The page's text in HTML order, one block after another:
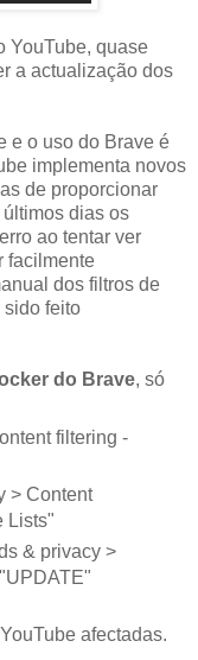
YouTube, quase
a actualização dos
e o uso do Brave é
implementa novos
de proporcionar
dias os
ao tentar ver
facilmente
dos filtros de
sido feito
do Brave, só
filtering -
> Content
Lists"
& privacy >
afectadas.